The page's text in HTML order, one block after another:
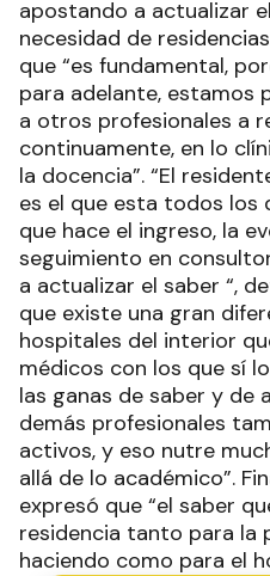
apostando a actualizar
necesidad de
que “es fundamental,
para adelante, estamos
a otros profesionales a
continuamente, en lo
la docencia”. “El
es el que esta todos los
que hace el ingreso, la
seguimiento en
a actualizar el saber “,
que existe una gran
hospitales del interior
médicos con los que sí
las ganas de saber y de
demás profesionales
activos, y eso nutre
allá de lo académico”.
expresó que “el saber
residencia tanto para la
haciendo como para el